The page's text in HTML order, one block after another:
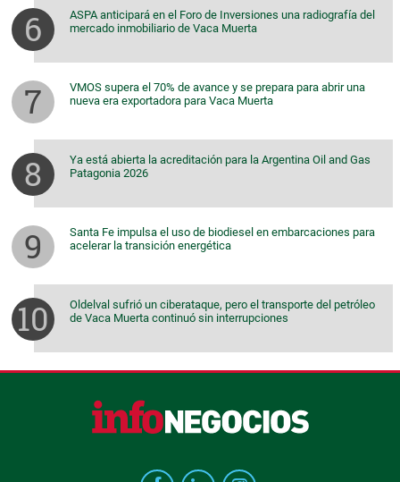
ASPA anticipará en el Foro de Inversiones una radiografía del
mercado inmobiliario de Vaca Muerta
VMOS supera el 70% de avance y se prepara para abrir una
nueva era exportadora para Vaca Muerta
Ya está abierta la acreditación para la Argentina Oil and Gas
Patagonia 2026
Santa Fe impulsa el uso de biodiesel en embarcaciones para
acelerar la transición energética
Oldelval sufrió un ciberataque, pero el transporte del petróleo
de Vaca Muerta continuó sin interrupciones